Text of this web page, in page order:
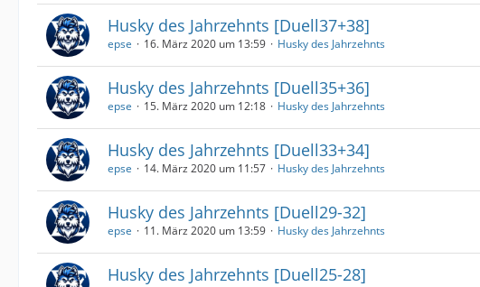
Husky des Jahrzehnts [Duell37+38]
epse 16. März 2020 um 13:59 Husky des Jahrzehnts
Husky des Jahrzehnts [Duell35+36]
epse 15. März 2020 um 12:18 Husky des Jahrzehnts
Husky des Jahrzehnts [Duell33+34]
epse 14. März 2020 um 11:57 Husky des Jahrzehnts
Husky des Jahrzehnts [Duell29-32]
epse 11. März 2020 um 13:59 Husky des Jahrzehnts
Husky des Jahrzehnts [Duell25-28]